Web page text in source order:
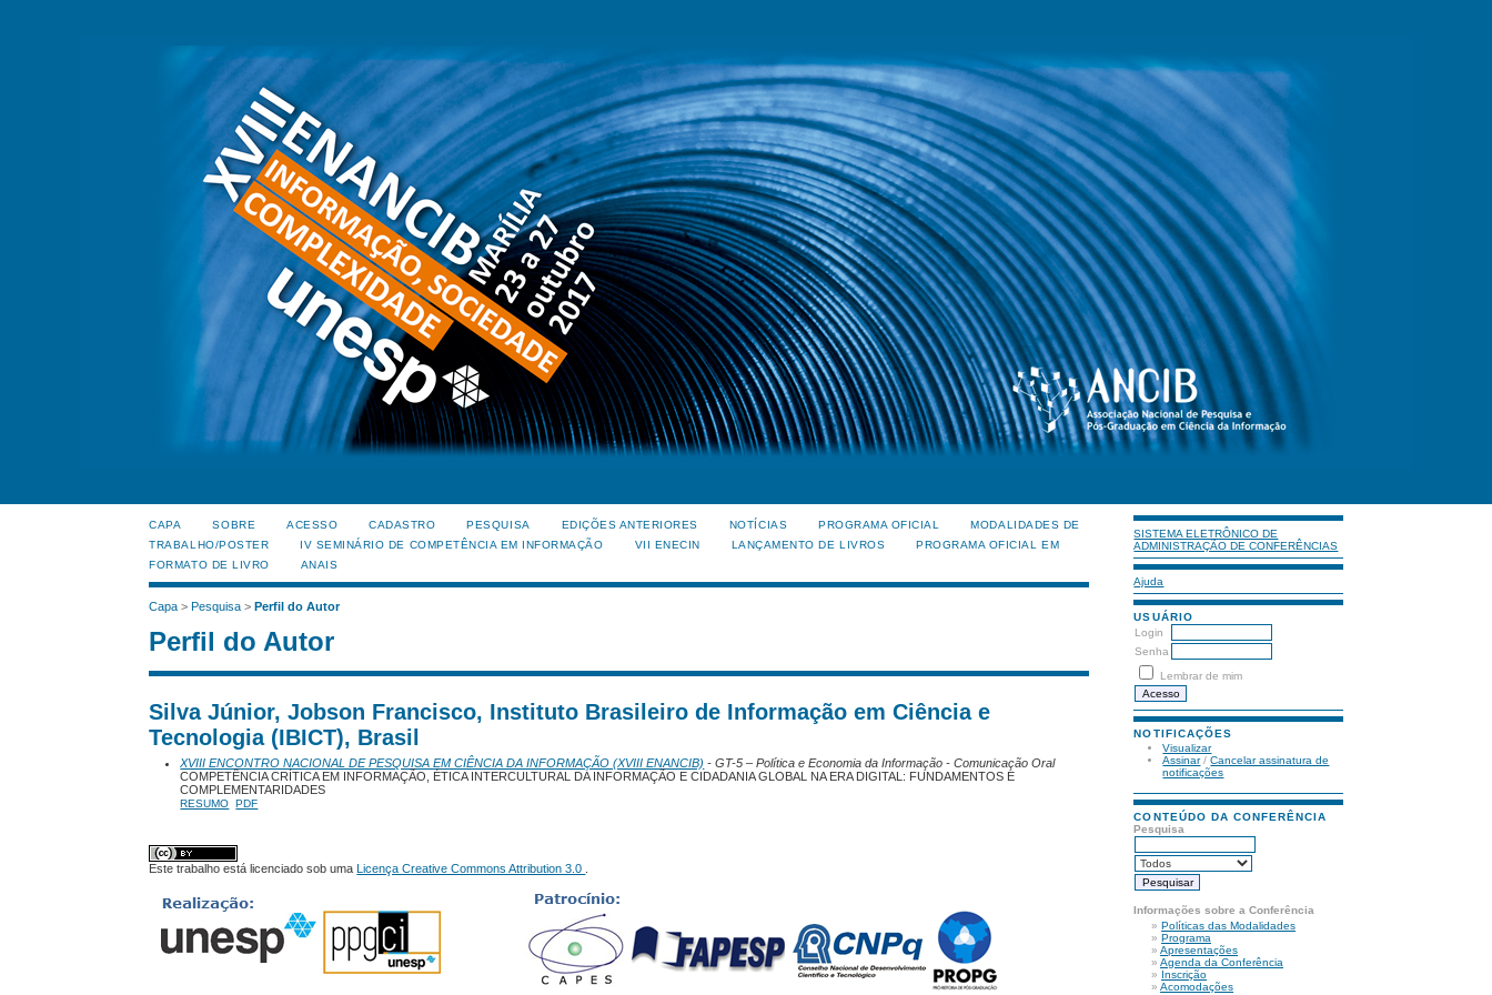
SISTEMA ELETRÔNICO DE
ADMINISTRAÇÃO DE CONFERÊNCIAS
Ajuda
USUÁRIO
Login
Senha
Lembrar de mim
NOTIFICAÇÕES
Visualizar
Assinar/Cancelar assinatura de
notificações
CONTEÚDO DA CONFERÊNCIA
Pesquisa
Informações sobre a Conferência
»Políticas das Modalidades
»Programa
»Apresentações
»Agenda da Conferência
» Inscrição
»Acomodações
CAPA SOBRE ACESSO CADASTRO PESQUISA EDIÇÕES ANTERIORES NOTÍCIAS PROGRAMA OFICIAL
MODALIDADES DE
TRABALHO/POSTER
IV SEMINÁRIO DE COMPETÊNCIA EM INFORMAÇÃO VII ENECIN LANÇAMENTO DE LIVROS
PROGRAMA OFICIAL EM
FORMATO DE LIVRO
ANAIS
Capa >Pesquisa >Perfil do Autor
Perfil do Autor
Silva Júnior, Jobson Francisco, Instituto Brasileiro de Informação em Ciência e
Tecnologia (IBICT), Brasil
XVIII ENCONTRO NACIONAL DE PESQUISA EM CIÊNCIA DA INFORMAÇÃO (XVIII ENANCIB) - GT-5 – Política e Economia da Informação - Comunicação Oral
COMPETÊNCIA CRÍTICA EM INFORMAÇÃO, ÉTICA INTERCULTURAL DA INFORMAÇÃO E CIDADANIA GLOBAL NA ERA DIGITAL: FUNDAMENTOS E
COMPLEMENTARIDADES
RESUMO PDF
Este trabalho está licenciado sob uma Licença Creative Commons Attribution 3.0